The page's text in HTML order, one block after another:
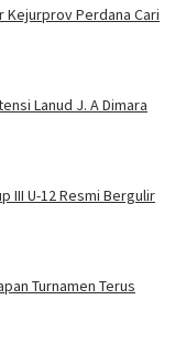
Kejurprov Perdana Cari
Lanud J. A Dimara
III U-12 Resmi Bergulir
Turnamen Terus